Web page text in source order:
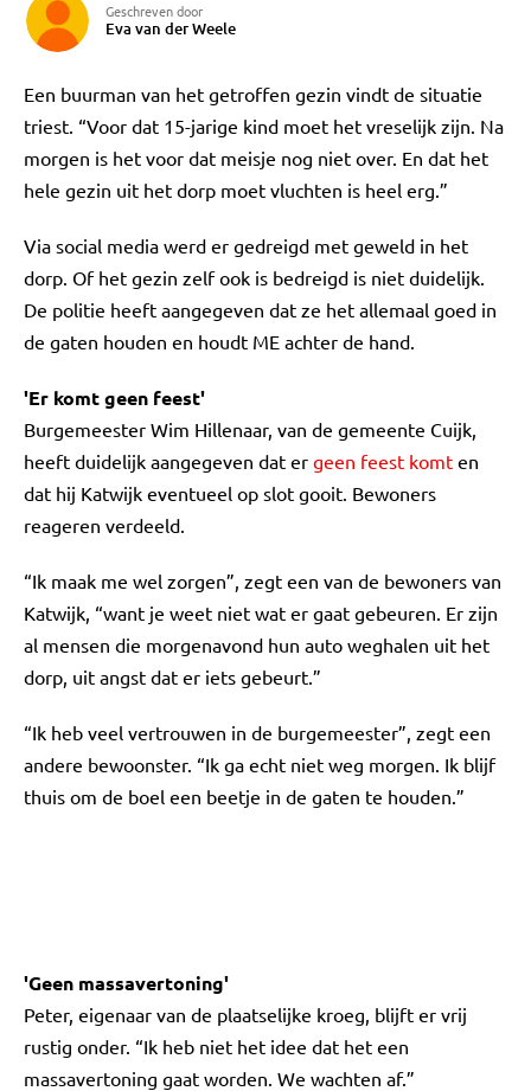
Geschreven door
Eva van der Weele
Een buurman van het getroffen gezin vindt de situatie
triest. “Voor dat 15-jarige kind moet het vreselijk zijn. Na
morgen is het voor dat meisje nog niet over. En dat het
hele gezin uit het dorp moet vluchten is heel erg.”
Via social media werd er gedreigd met geweld in het
dorp. Of het gezin zelf ook is bedreigd is niet duidelijk.
De politie heeft aangegeven dat ze het allemaal goed in
de gaten houden en houdt ME achter de hand.
'Er komt geen feest'
Burgemeester Wim Hillenaar, van de gemeente Cuijk,
heeft duidelijk aangegeven dat er geen feest komt en
dat hij Katwijk eventueel op slot gooit. Bewoners
reageren verdeeld.
“Ik maak me wel zorgen”, zegt een van de bewoners van
Katwijk, “want je weet niet wat er gaat gebeuren. Er zijn
al mensen die morgenavond hun auto weghalen uit het
dorp, uit angst dat er iets gebeurt.”
“Ik heb veel vertrouwen in de burgemeester”, zegt een
andere bewoonster. “Ik ga echt niet weg morgen. Ik blijf
thuis om de boel een beetje in de gaten te houden.”
'Geen massavertoning'
Peter, eigenaar van de plaatselijke kroeg, blijft er vrij
rustig onder. “Ik heb niet het idee dat het een
massavertoning gaat worden. We wachten af.”